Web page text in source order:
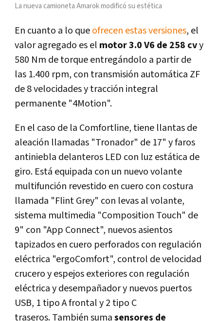
La nueva camioneta Amarok modificó su estética
En cuanto a lo queofrecen estas versiones, el
valor agregado es el motor 3.0 V6 de 258 cvy
580 Nm de torque entregándolo a partir de
las 1.400 rpm, con transmisión automática ZF
de 8 velocidades y tracción integral
permanente "4Motion".
En el caso de la Comfortline, tiene llantas de
aleación llamadas "Tronador" de 17" y faros
antiniebla delanteros LED con luz estática de
giro. Está equipada con un nuevo volante
multifunción revestido en cuero con costura
llamada "Flint Grey" con levas al volante,
sistema multimedia "Composition Touch" de
9" con "App Connect", nuevos asientos
tapizados en cuero perforados con regulación
eléctrica "ergoComfort", control de velocidad
crucero y espejos exteriores con regulación
eléctrica y desempañador y nuevos puertos
USB, 1 tipo A frontal y 2 tipo C
traseros. También sumasensores de